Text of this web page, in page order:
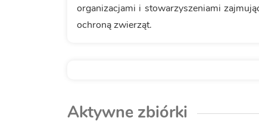
organizacjami i stowarzyszeniami
ochroną zwierząt.
Aktywne zbiórki